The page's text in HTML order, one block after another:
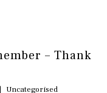
– Thank
| Uncategorised